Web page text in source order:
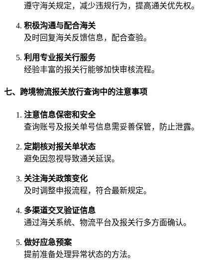
遵守海关规定，减少违规行为，提高通关优先权。
积极沟通与配合海关
及时回复海关反馈信息，配合查验。
利用专业报关行服务
经验丰富的报关行能够加快审核流程。
七、跨境物流报关放行查询中的注意事项
注意信息保密和安全
查询账号及报关单号信息需妥善保管，防止泄露。
定期核对报关单状态
避免因忽视导致通关延误。
关注海关政策变化
及时调整申报流程，符合最新规定。
多渠道交叉验证信息
通过海关系统、物流平台及报关行多方面确认。
做好应急预案
提前准备处理异常状态的方法。